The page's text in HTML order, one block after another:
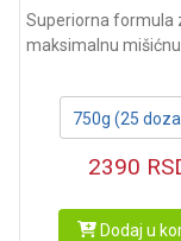
Superiorna formula
maksimalnu
750g (25
2390
Dodaj u